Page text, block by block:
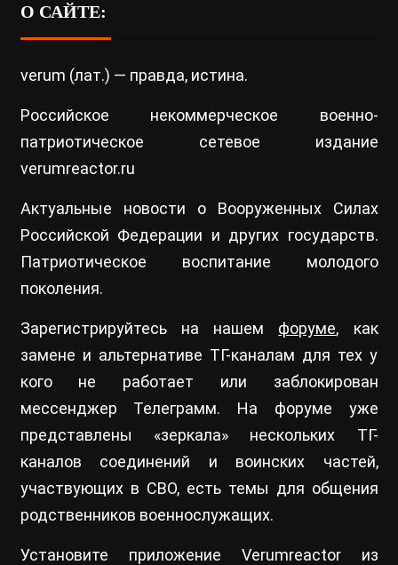
О САЙТЕ:
verum (лат.) — правда, истина.
Российское некоммерческое военно-
патриотическое сетевое издание
verumreactor.ru
Актуальные новости о Вооруженных Силах
Российской Федерации и других государств.
Патриотическое воспитание молодого
поколения.
Зарегистрируйтесь на нашем форуме, как
замене и альтернативе ТГ-каналам для тех у
кого не работает или заблокирован
мессенджер Телеграмм. На форуме уже
представлены «зеркала» нескольких ТГ-
каналов соединений и воинских частей,
участвующих в СВО, есть темы для общения
родственников военнослужащих.
Установите приложение Verumreactor из